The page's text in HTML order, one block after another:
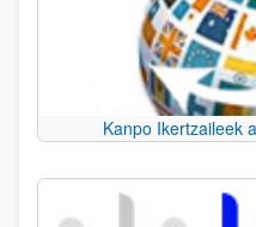
Kanpo Ikertzaileek